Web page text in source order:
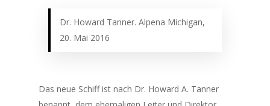
Dr. Howard Tanner. Alpena Michigan,
20. Mai 2016
Das neue Schiff ist nach Dr. Howard A. Tanner